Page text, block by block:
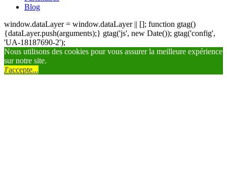
Blog
window.dataLayer = window.dataLayer || []; function gtag()
{dataLayer.push(arguments);} gtag('js', new Date()); gtag('config',
'UA-18187690-2');
Nous utilisons des cookies pour vous assurer la meilleure expérience
sur notre site.
J'accepte...